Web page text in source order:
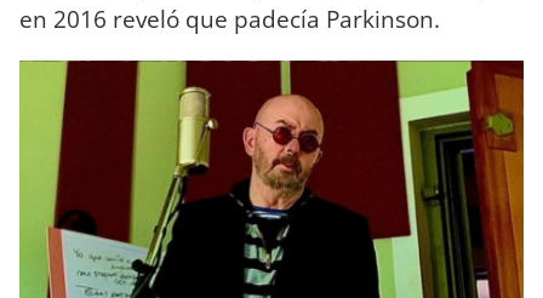
en 2016 reveló que padecía Parkinson.